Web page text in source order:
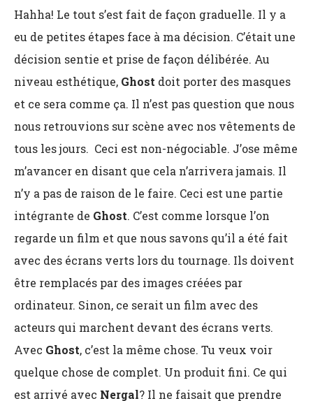
Hahha! Le tout s’est fait de façon graduelle. Il y a
eu de petites étapes face à ma décision. C’était une
décision sentie et prise de façon délibérée. Au
niveau esthétique, Ghost doit porter des masques
et ce sera comme ça. Il n’est pas question que nous
nous retrouvions sur scène avec nos vêtements de
tous les jours. Ceci est non-négociable. J’ose même
m’avancer en disant que cela n’arrivera jamais. Il
n’y a pas de raison de le faire. Ceci est une partie
intégrante de Ghost. C’est comme lorsque l’on
regarde un film et que nous savons qu’il a été fait
avec des écrans verts lors du tournage. Ils doivent
être remplacés par des images créées par
ordinateur. Sinon, ce serait un film avec des
acteurs qui marchent devant des écrans verts.
Avec Ghost, c’est la même chose. Tu veux voir
quelque chose de complet. Un produit fini. Ce qui
est arrivé avec Nergal? Il ne faisait que prendre